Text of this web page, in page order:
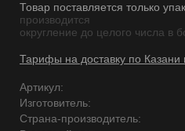
Товар поставляется только
производится
округление до целого числа в
Тарифы на доставку по Казани
Артикул:
Изготовитель:
Страна-производитель: